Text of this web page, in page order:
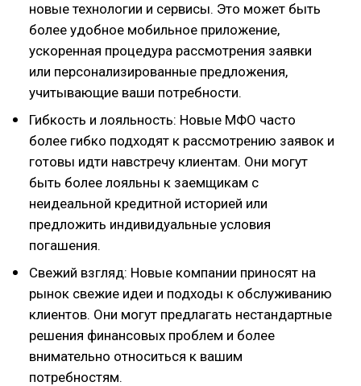
новые технологии и сервисы. Это может быть
более удобное мобильное приложение,
ускоренная процедура рассмотрения заявки
или персонализированные предложения,
учитывающие ваши потребности.
Гибкость и лояльность: Новые МФО часто
более гибко подходят к рассмотрению заявок и
готовы идти навстречу клиентам. Они могут
быть более лояльны к заемщикам с
неидеальной кредитной историей или
предложить индивидуальные условия
погашения.
Свежий взгляд: Новые компании приносят на
рынок свежие идеи и подходы к обслуживанию
клиентов. Они могут предлагать нестандартные
решения финансовых проблем и более
внимательно относиться к вашим
потребностям.